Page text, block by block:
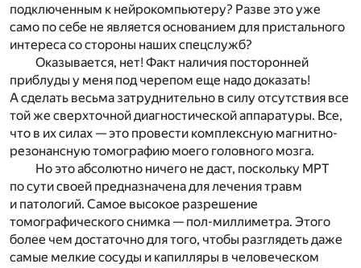
подключенным к нейрокомпьютеру? Разве это уже
само по себе не является основанием для пристального
интереса со стороны наших спецслужб?
Оказывается, нет! Факт наличия посторонней
приблуды у меня под черепом еще надо доказать!
А сделать весьма затруднительно в силу отсутствия все
той же сверхточной диагностической аппаратуры. Все,
что в их силах — это провести комплексную магнитно-
резонансную томографию моего головного мозга.
Но это абсолютно ничего не даст, поскольку МРТ
по сути своей предназначена для лечения травм
и патологий. Самое высокое разрешение
томографического снимка — пол-миллиметра. Этого
более чем достаточно для того, чтобы разглядеть даже
самые мелкие сосуды и капилляры в человеческом